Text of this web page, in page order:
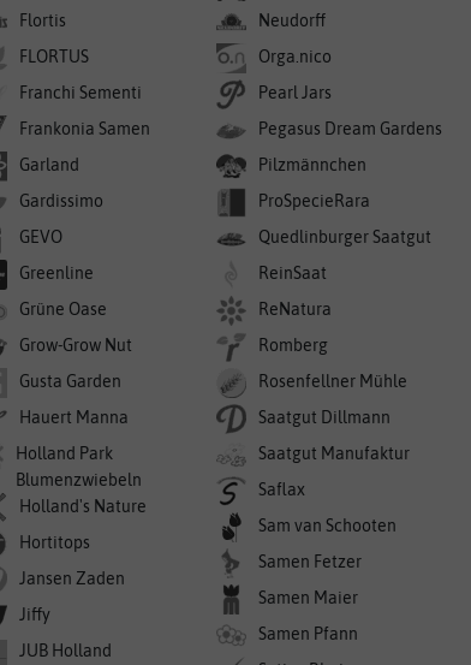
Flortis
FLORTUS
Franchi Sementi
Frankonia Samen
Garland
Gardissimo
GEVO
Greenline
Grüne Oase
Grow-Grow Nut
Gusta Garden
Hauert Manna
Holland Park
Blumenzwiebeln
Holland's Nature
Hortitops
Jansen Zaden
Jiffy
JUB Holland
Neudorff
Orga.nico
Pearl Jars
Pegasus Dream Gardens
Pilzmännchen
ProSpecieRara
Quedlinburger Saatgut
ReinSaat
ReNatura
Romberg
Rosenfellner Mühle
Saatgut Dillmann
Saatgut Manufaktur
Saflax
Sam van Schooten
Samen Fetzer
Samen Maier
Samen Pfann